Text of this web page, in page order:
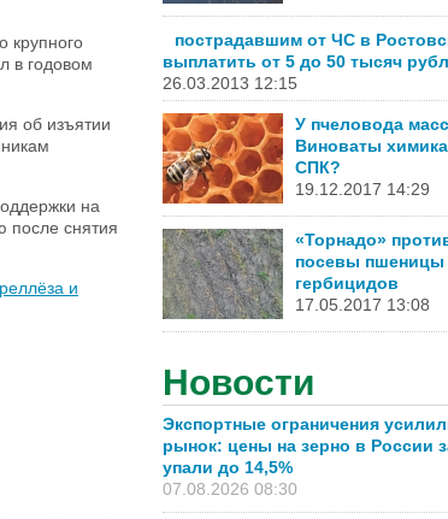
крупного
в годовом
об изъятии
на
после снятия
и
пострадавшим от ЧС в
выплатить от 5 до 50 тысяч
26.03.2013 12:15
У пчеловода
Виноваты
СПК?
19.12.2017 14:29
«Торнадо»
посевы пшеницы
гербицидов
17.05.2017 13:08
Новости
Экспортные ограничения
рынок: цены на зерно в России
упали до 14,5%
07.08.2026 08:30